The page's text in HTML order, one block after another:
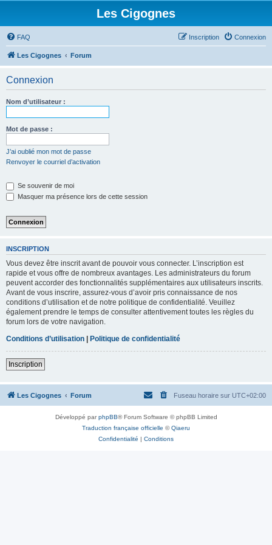
Les Cigognes
FAQ Connexion
Inscription
Les Cigognes Forum
Connexion
Nom d’utilisateur :
Mot de passe :
J’ai oublié mon mot de passe
Renvoyer le courriel d’activation
Se souvenir de moi
Masquer ma présence lors de cette session
INSCRIPTION
Vous devez être inscrit avant de pouvoir vous connecter. L’inscription est
rapide et vous offre de nombreux avantages. Les administrateurs du forum
peuvent accorder des fonctionnalités supplémentaires aux utilisateurs inscrits.
Avant de vous inscrire, assurez-vous d’avoir pris connaissance de nos
conditions d’utilisation et de notre politique de confidentialité. Veuillez
également prendre le temps de consulter attentivement toutes les règles du
forum lors de votre navigation.
Conditions d’utilisation | Politique de confidentialité
Inscription
Les Cigognes Forum Fuseau horaire sur UTC+02:00
Développé parphpBB® Forum Software © phpBB Limited
Traduction française officielle ©Qiaeru
Confidentialité | Conditions